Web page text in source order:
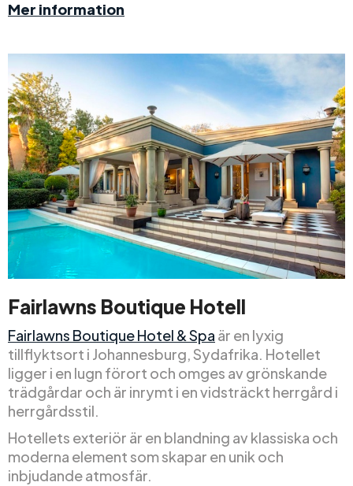
Mer information
Fairlawns Boutique Hotell
Fairlawns Boutique Hotel & Spa är en lyxig
tillflyktsort i Johannesburg, Sydafrika. Hotellet
ligger i en lugn förort och omges av grönskande
trädgårdar och är inrymt i en vidsträckt herrgård i
herrgårdsstil.
Hotellets exteriör är en blandning av klassiska och
moderna element som skapar en unik och
inbjudande atmosfär.